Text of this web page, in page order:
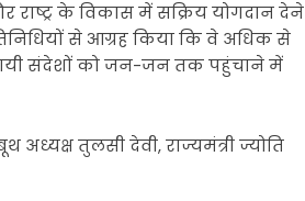
राष्ट्र के विकास में सक्रिय योगदान देने
से आग्रह किया कि वे अधिक से
संदेशों को जन-जन तक पहुंचाने में
तुलसी देवी, राज्यमंत्री ज्योति